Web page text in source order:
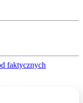
faktycznych